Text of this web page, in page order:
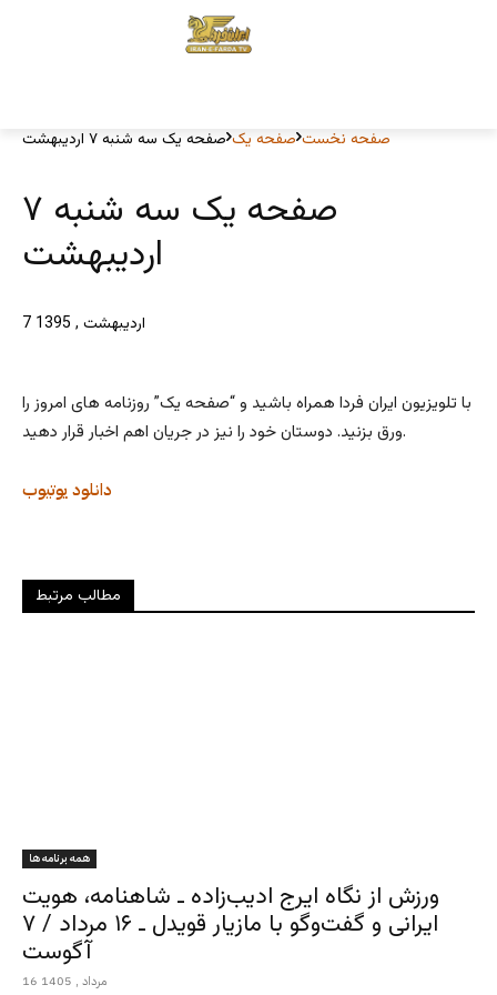
صفحه نخست صفحه یک صفحه یک سه شنبه ۷ اردیبهشت
صفحه یک سه شنبه ۷
اردیبهشت
7 اردیبهشت , 1395
با تلویزیون ایران فردا همراه باشید و “صفحه یک” روزنامه های امروز را
ورق بزنید. دوستان خود را نیز در جریان اهم اخبار قرار دهید.
یوتیوب دانلود
مطالب مرتبط
همه برنامه ها
ورزش از نگاه ایرج ادیب‌زاده ـ شاهنامه، هویت
ایرانی و گفت‌وگو با مازیار قویدل ـ ۱۶ مرداد / ۷
آگوست
16 مرداد , 1405